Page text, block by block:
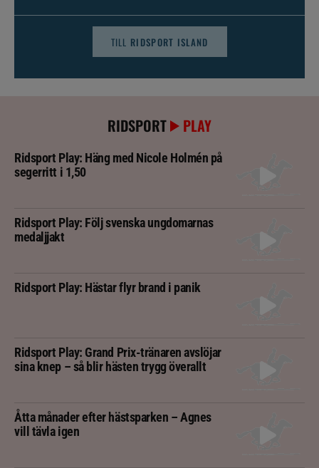
TILL RIDSPORT ISLAND
RIDSPORT PLAY
Ridsport Play: Häng med Nicole Holmén på
segerritt i 1,50
Ridsport Play: Följ svenska ungdomarnas
medaljjakt
Ridsport Play: Hästar flyr brand i panik
Ridsport Play: Grand Prix-tränaren avslöjar
sina knep – så blir hästen trygg överallt
Åtta månader efter hästsparken – Agnes
vill tävla igen